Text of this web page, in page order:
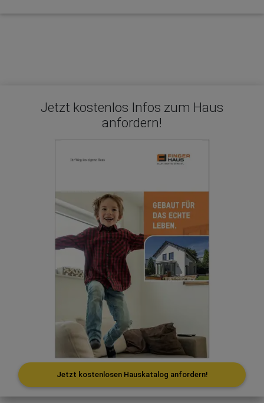
Jetzt kostenlos Infos zum Haus
anfordern!
Jetzt kostenlosen Hauskatalog anfordern!